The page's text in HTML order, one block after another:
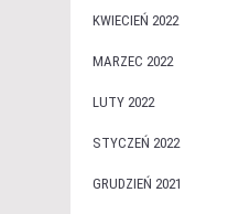
KWIECIEŃ 2022
MARZEC 2022
LUTY 2022
STYCZEŃ 2022
GRUDZIEŃ 2021